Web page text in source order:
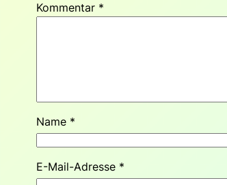
Kommentar *
Name *
E-Mail-Adresse *